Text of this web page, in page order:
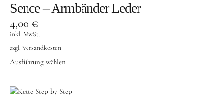
Sence – Armbänder Leder
4,00 €
inkl. MwSt.
zzgl. Versandkosten
Ausführung wählen